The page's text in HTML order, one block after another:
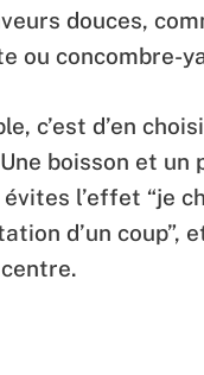
douces,
ou concombre-
c’est d’en
boisson et un
évites l’effet “je
d’un coup”,